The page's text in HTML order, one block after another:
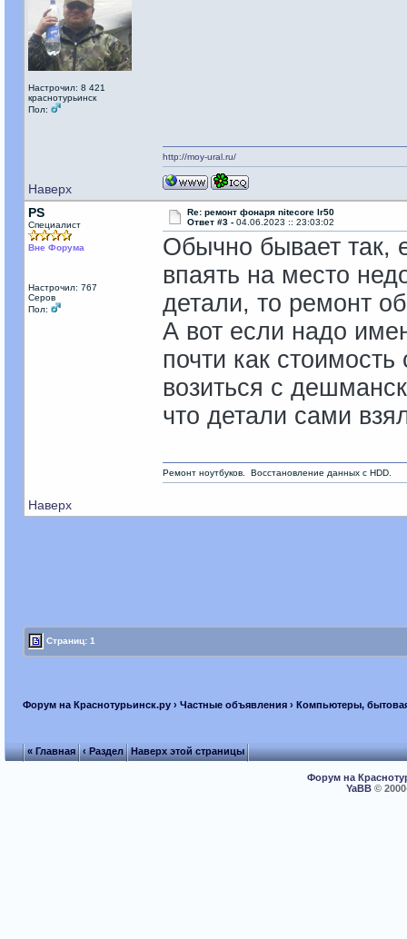
Настрочил: 8 421
краснотурьинск
Пол:
Наверх
http://moy-ural.ru/
PS
Специалист
Вне Форума
Настрочил: 767
Серов
Пол:
Re: ремонт фонаря nitecore lr50
Ответ #3 - 04.06.2023 :: 23:03:02
Обычно бывает так,
впаять на место
детали, то ремонт
А вот если надо
почти как
возиться с
что детали сами
Наверх
Ремонт ноутбуков. Восстановление данных с HDD.
Страниц: 1
Форум на Краснотурьинск.ру› Частные объявления› Компьютеры,
« Главная ‹ Раздел Наверх этой страницы
Форум на
YaBB©